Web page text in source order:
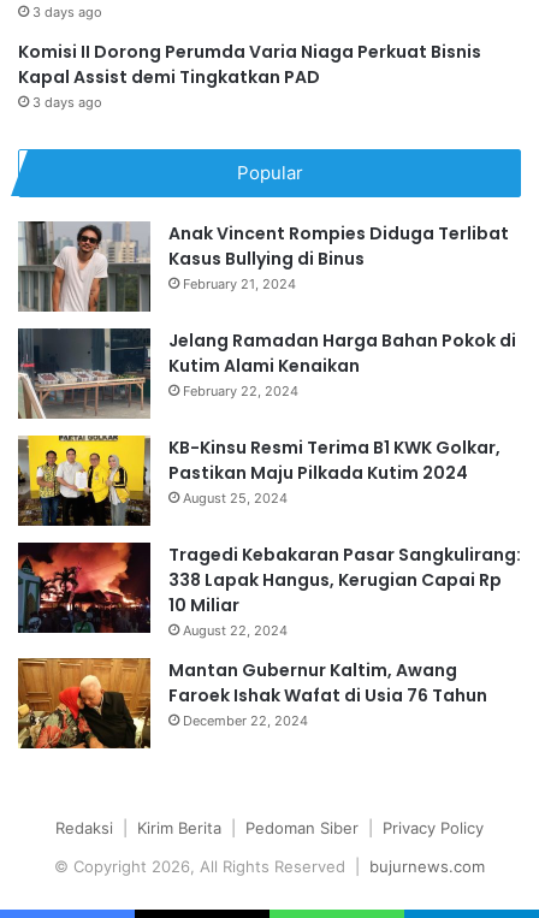
3 days ago
Komisi II Dorong Perumda Varia Niaga Perkuat Bisnis
Kapal Assist demi Tingkatkan PAD
3 days ago
Popular
Anak Vincent Rompies Diduga Terlibat
Kasus Bullying di Binus
February 21, 2024
Jelang Ramadan Harga Bahan Pokok di
Kutim Alami Kenaikan
February 22, 2024
KB-Kinsu Resmi Terima B1 KWK Golkar,
Pastikan Maju Pilkada Kutim 2024
August 25, 2024
Tragedi Kebakaran Pasar Sangkulirang:
338 Lapak Hangus, Kerugian Capai Rp
10 Miliar
August 22, 2024
Mantan Gubernur Kaltim, Awang
Faroek Ishak Wafat di Usia 76 Tahun
December 22, 2024
Redaksi Kirim Berita Pedoman Siber
Privacy Policy
© Copyright 2026, All Rights Reserved | bujurnews.com